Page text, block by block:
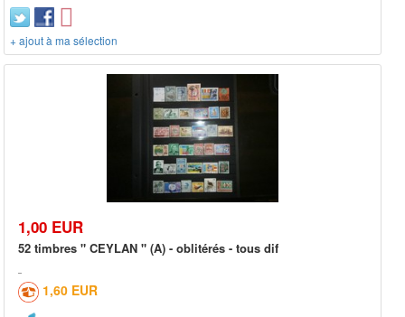
+ ajout à ma sélection
1,00 EUR
52 timbres " CEYLAN " (A) - oblitérés - tous dif
1,60 EUR